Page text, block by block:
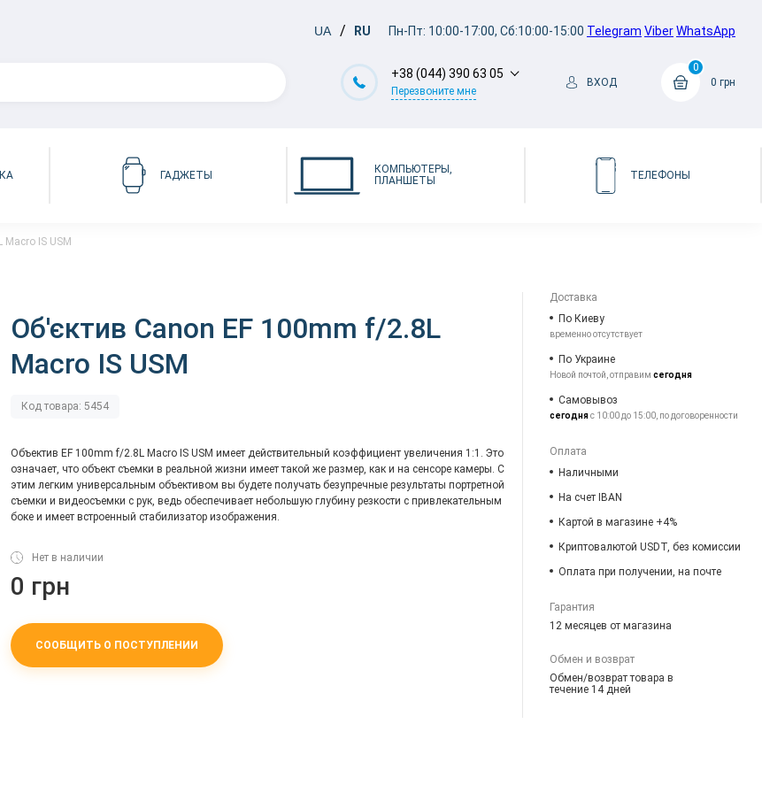
UA RU Пн-Пт: 10:00-17:00, Сб:10:00-15:00 Telegram ViberWhatsApp
+38 (044) 390 63 05
Перезвоните мне
ВХОД
0
0 грн
ГАДЖЕТЫ
КОМПЬЮТЕРЫ,
ПЛАНШЕТЫ
ТЕЛЕФОНЫ
IS USM
Об'єктив Canon EF 100mm f/2.8L
Macro IS USM
Код товара: 5454
Объектив EF 100mm f/2.8L Macro IS USM имеет действительный коэффициент увеличения 1:1. Это
означает, что объект съемки в реальной жизни имеет такой же размер, как и на сенсоре камеры. С
этим легким универсальным объективом вы будете получать безупречные результаты портретной
съемки и видеосъемки с рук, ведь обеспечивает небольшую глубину резкости с привлекательным
боке и имеет встроенный стабилизатор изображения.
Нет в наличии
0 грн
СООБЩИТЬ О ПОСТУПЛЕНИИ
Доставка
По Киеву
временно отсутствует
По Украине
Новой почтой, отправимсегодня
Самовывоз
сегодняс 10:00 до 15:00, по договоренности
Оплата
Наличными
На счет IBAN
Картой в магазине +4%
Криптовалютой USDT, без комиссии
Оплата при получении, на почте
Гарантия
12 месяцев от магазина
Обмен и возврат
Обмен/возврат товара в
течение 14 дней